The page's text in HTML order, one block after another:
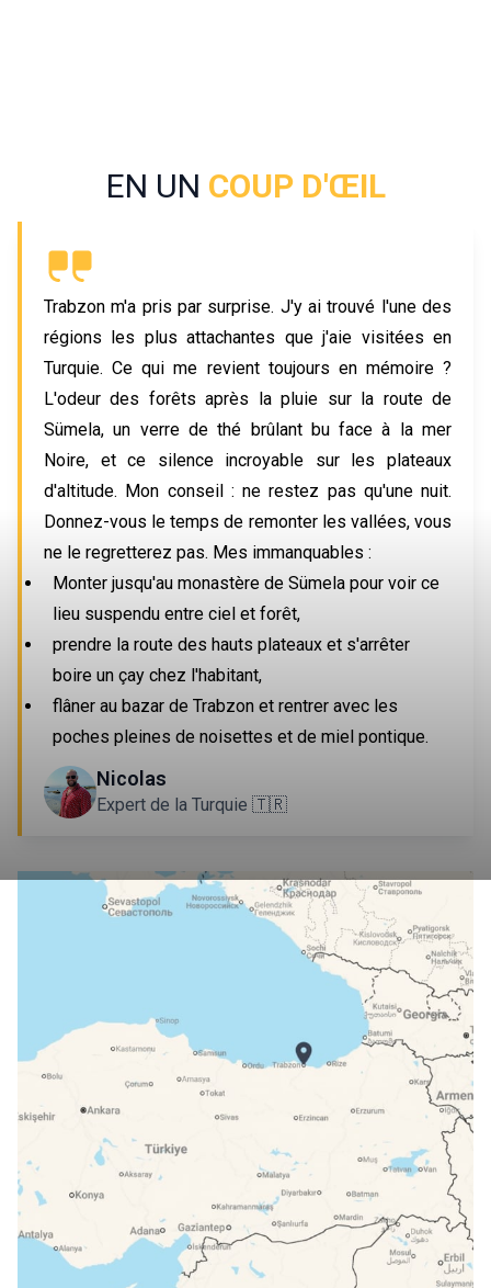
EN UN COUP D'ŒIL
Trabzon m'a pris par surprise. J'y ai trouvé l'une des
régions les plus attachantes que j'aie visitées en
Turquie. Ce qui me revient toujours en mémoire ?
L'odeur des forêts après la pluie sur la route de
Sümela, un verre de thé brûlant bu face à la mer
Noire, et ce silence incroyable sur les plateaux
d'altitude. Mon conseil : ne restez pas qu'une nuit.
Donnez-vous le temps de remonter les vallées, vous
ne le regretterez pas. Mes immanquables :
Monter jusqu'au monastère de Sümela pour voir ce
lieu suspendu entre ciel et forêt,
prendre la route des hauts plateaux et s'arrêter
boire un çay chez l'habitant,
flâner au bazar de Trabzon et rentrer avec les
poches pleines de noisettes et de miel pontique.
Nicolas
Expert de la Turquie 🇹🇷